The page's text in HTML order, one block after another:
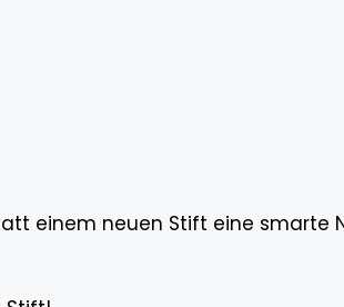
einem neuen Stift eine smarte